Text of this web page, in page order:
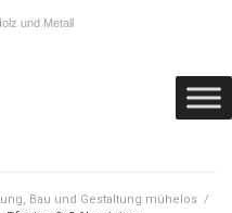
und Metall
Bau und Gestaltung mühelos /